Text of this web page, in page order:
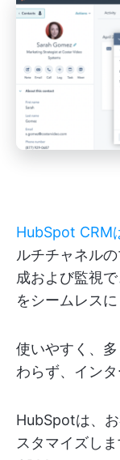
HubSpot CRM
ルチチャネル
成および監視
をシームレスに
使いやすく、
わらず、インタ
HubSpotは、
スタマイズし